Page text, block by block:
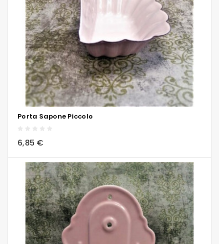
Porta Sapone Piccolo
6,85 €
local_grocery_store